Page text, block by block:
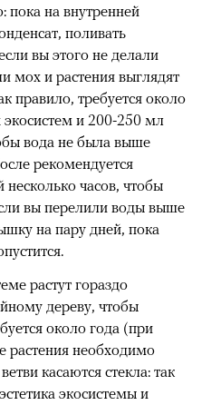
пока на внутренней
поливать
вы этого не делали
мох и растения выглядят
правило, требуется около
и 200-250 мл
вода не была выше
рекомендуется
часов, чтобы
вы перелили воды выше
на пару дней, пока
растут гораздо
дереву, чтобы
около года (при
растения необходимо
касаются стекла: так
экосистемы и